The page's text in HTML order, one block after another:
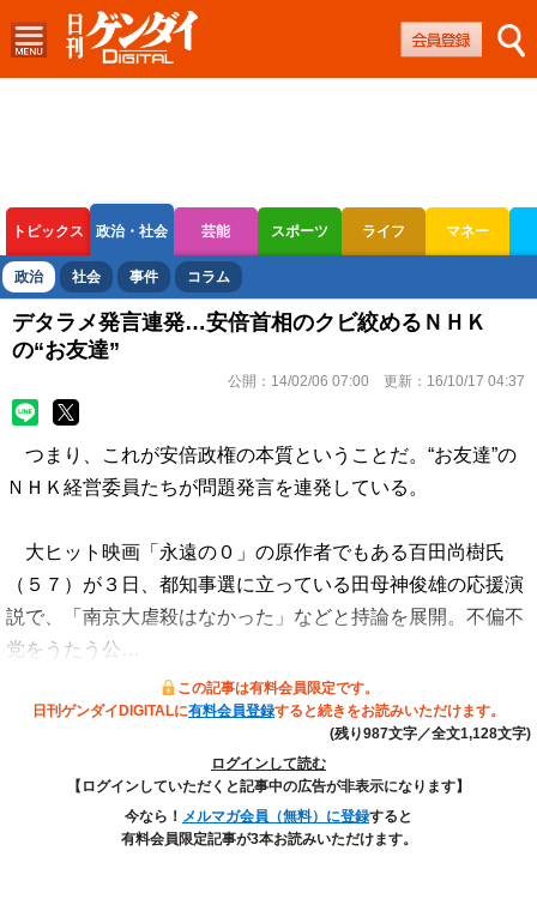
トピックス 政治・社会 芸能 スポーツ ライフ マネー
ボートレース 競輪 オートレース
政治 社会 事件 コラム
デタラメ発言連発…安倍首相のクビ絞めるＮＨＫ
の“お友達”
公開： 14/02/06 07:00 更新： 16/10/17 04:37
つまり、これが安倍政権の本質ということだ。“お友達”の
ＮＨＫ経営委員たちが問題発言を連発している。
大ヒット映画「永遠の０」の原作者でもある百田尚樹氏
（５７）が３日、都知事選に立っている田母神俊雄の応援演
説で、「南京大虐殺はなかった」などと持論を展開。不偏不
党をうたう公…
この記事は有料会員限定です。
日刊ゲンダイDIGITALに有料会員登録すると続きをお読みいただけます。
(残り987文字／全文1,128文字)
ログインして読む
【ログインしていただくと記事中の広告が非表示になります】
今なら！ メルマガ会員（無料）に登録すると
有料会員限定記事が3本お読みいただけます。